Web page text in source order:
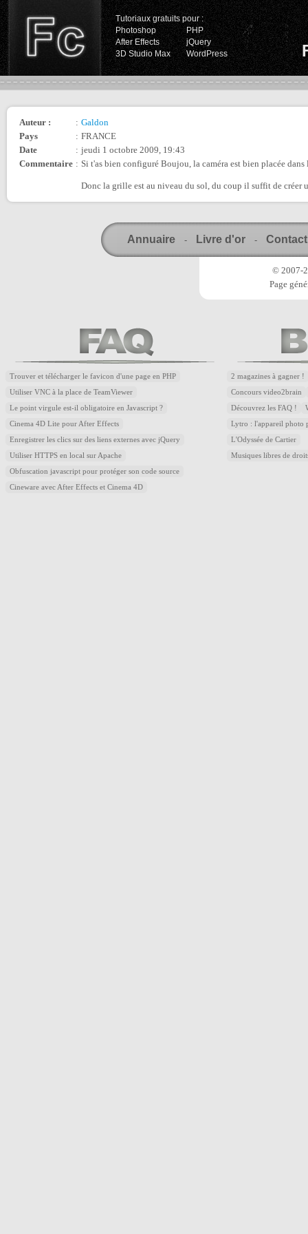
Tutoriaux gratuits pour :
Photoshop
PHP
After Effects
jQuery
3D Studio Max
WordPress
Auteur : : Galdon
Pays
: FRANCE
Date
: jeudi 1 octobre 2009, 19:43
Commentaire : Si t'as bien configuré Boujou, la caméra est bien placée dans
Donc la grille est au niveau du sol, du coup il suffit de créer
Annuaire - Livre d'or - Contact
© 2007-
Page
Trouver et télécharger le favicon d'une page en PHP
Utiliser VNC à la place de TeamViewer
Le point virgule est-il obligatoire en Javascript ?
Cinema 4D Lite pour After Effects
Enregistrer les clics sur des liens externes avec jQuery
Utiliser HTTPS en local sur Apache
Obfuscation javascript pour protéger son code source
Cineware avec After Effects et Cinema 4D
2 magazines à gagner !
Concours video2brain
Découvrez les FAQ !
Lytro : l'appareil photo
L'Odyssée de Cartier
Musiques libres de